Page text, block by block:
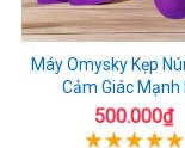
Máy Omysky Kẹp
Cảm Giác Mạnh
500.000₫